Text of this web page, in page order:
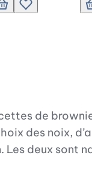
Ajouter au panier
Ajouter à la liste
de
des noix,
deux sont